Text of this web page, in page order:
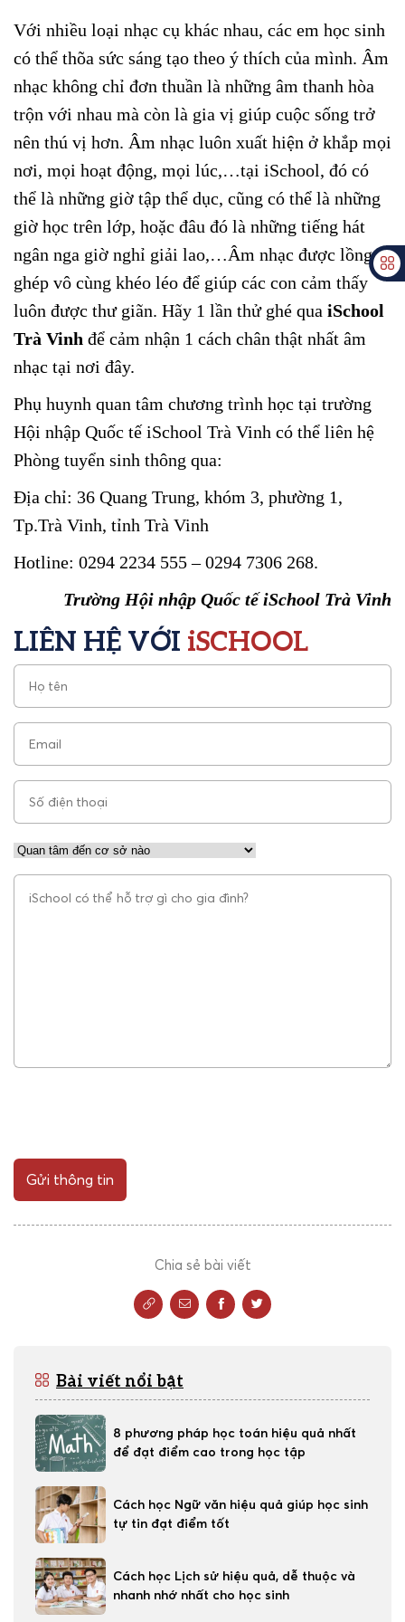
Với nhiều loại nhạc cụ khác nhau, các em học sinh
có thể thõa sức sáng tạo theo ý thích của mình. Âm
nhạc không chỉ đơn thuần là những âm thanh hòa
trộn với nhau mà còn là gia vị giúp cuộc sống trở
nên thú vị hơn. Âm nhạc luôn xuất hiện ở khắp mọi
nơi, mọi hoạt động, mọi lúc,…tại iSchool, đó có
thể là những giờ tập thể dục, cũng có thể là những
giờ học trên lớp, hoặc đâu đó là những tiếng hát
ngân nga giờ nghỉ giải lao,…Âm nhạc được lồng
ghép vô cùng khéo léo để giúp các con cảm thấy
luôn được thư giãn. Hãy 1 lần thử ghé qua iSchool
Trà Vinh để cảm nhận 1 cách chân thật nhất âm
nhạc tại nơi đây.
Phụ huynh quan tâm chương trình học tại trường
Hội nhập Quốc tế iSchool Trà Vinh có thể liên hệ
Phòng tuyển sinh thông qua:
Địa chỉ: 36 Quang Trung, khóm 3, phường 1,
Tp.Trà Vinh, tỉnh Trà Vinh
Hotline: 0294 2234 555 – 0294 7306 268.
Trường Hội nhập Quốc tế iSchool Trà Vinh
LIÊN HỆ VỚI iSCHOOL
Gửi thông tin
Chia sẻ bài viết
Bài viết nổi bật
8 phương pháp học toán hiệu quả nhất
để đạt điểm cao trong học tập
Cách học Ngữ văn hiệu quả giúp học sinh
tự tin đạt điểm tốt
Cách học Lịch sử hiệu quả, dễ thuộc và
nhanh nhớ nhất cho học sinh